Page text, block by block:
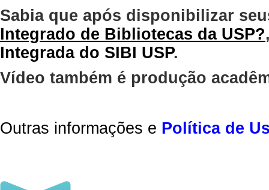
Sabia que após disponibilizar
Integrado de Bibliotecas da USP?
Integrada do SIBI USP.
Vídeo também é produção
Outras informações e Política de